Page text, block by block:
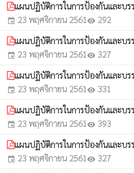
แผนปฏิบัติการในการป้องกันและบร
event 23 พฤศจิกายน 2561visibility 292
แผนปฏิบัติการในการป้องกันและบร
event 23 พฤศจิกายน 2561visibility 327
แผนปฏิบัติการในการป้องกันและบร
event 23 พฤศจิกายน 2561visibility 331
แผนปฏิบัติการในการป้องกันและบร
event 23 พฤศจิกายน 2561visibility 393
แผนปฏิบัติการในการป้องกันและบ
event 23 พฤศจิกายน 2561visibility 327